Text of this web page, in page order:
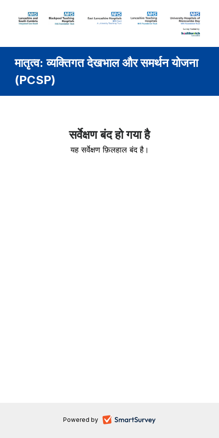
मातृत्व: व्यक्तिगत देखभाल और समर्थन योजना
(PCSP)
सर्वेक्षण बंद हो गया है
यह सर्वेक्षण फ़िलहाल बंद है।
Powered by
-